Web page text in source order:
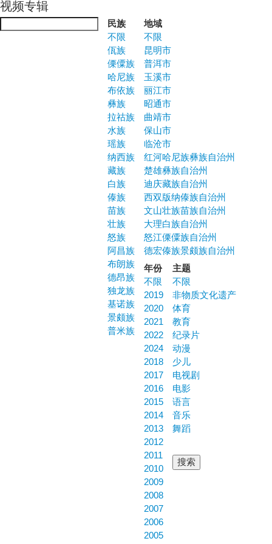
视频专辑
民族
不限
佤族
傈僳族
哈尼族
布依族
彝族
拉祜族
水族
瑶族
纳西族
藏族
白族
傣族
苗族
壮族
怒族
阿昌族
布朗族
德昂族
独龙族
基诺族
景颇族
普米族
地域
不限
昆明市
普洱市
玉溪市
丽江市
昭通市
曲靖市
保山市
临沧市
红河哈尼族彝族自治州
楚雄彝族自治州
迪庆藏族自治州
西双版纳傣族自治州
文山壮族苗族自治州
大理白族自治州
怒江傈僳族自治州
德宏傣族景颇族自治州
年份
不限
2019
2020
2021
2022
2024
2018
2017
2016
2015
2014
2013
2012
2011
2010
2009
2008
2007
2006
2005
主题
不限
非物质文化遗产
体育
教育
纪录片
动漫
少儿
电视剧
电影
语言
音乐
舞蹈